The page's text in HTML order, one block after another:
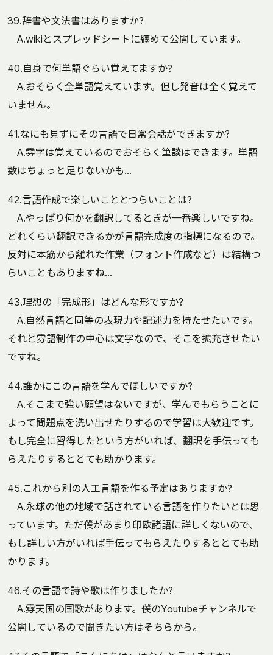
39.辞書や文法書はありますか?
A.wikiとスプレッドシートに纏めて公開しています。
40.自身で何単語ぐらい覚えてますか?
A.おそらく全単語覚えています。但し発音は全く覚えて
いません。
41.なにも見ずにその言語で日常会話ができますか?
A.雰字は覚えているのでおそらく筆談はできます。単語
数はちょっと足りないかも...
42.言語作成で楽しいこととつらいことは?
A.やっぱり何かを翻訳してるときが一番楽しいですね。
どれくらい翻訳できるかが言語完成度の指標になるので。
反対に本筋から離れた作業（フォント作成など）は結構つ
らいこともありますね...
43.理想の「完成形」はどんな形ですか?
A.自然言語と同等の表現力や記述力を持たせたいです。
それと雰語制作の中心は文字なので、そこを拡充させたい
ですね。
44.誰かにこの言語を学んでほしいですか?
A.そこまで強い願望はないですが、学んでもらうことに
よって問題点を洗い出せたりするので学習は大歓迎です。
もし完全に習得したという方がいれば、翻訳を手伝っても
らえたりするととても助かります。
45.これから別の人工言語を作る予定はありますか?
A.永球の他の地域で話されている言語を作りたいとは思
っています。ただ僕があまり印欧諸語に詳しくないので、
もし詳しい方がいれば手伝ってもらえたりするととても助
かります。
46.その言語で詩や歌は作りましたか?
A.雰天国の国歌があります。僕のYoutubeチャンネルで
公開しているので聞きたい方はそちらから。